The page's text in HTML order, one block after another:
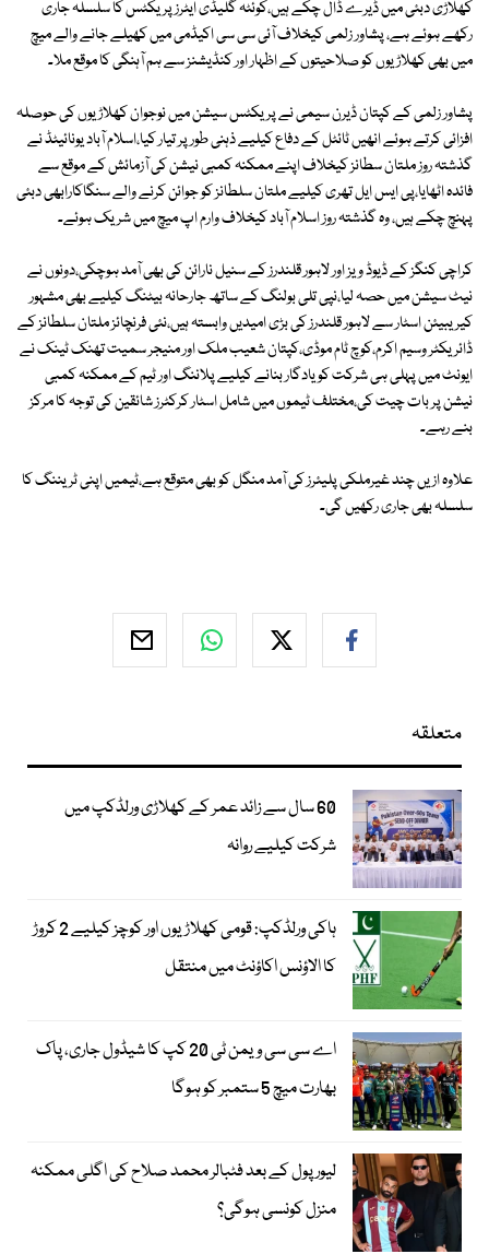
کھلاڑی دبئی میں ڈیرے ڈال چکے ہیں،کوئٹہ گلیڈی ایٹرز پریکٹس کا سلسلہ جاری
رکھے ہوئے ہے، پشاور زلمی کیخلاف آئی سی سی اکیڈمی میں کھیلے جانے والے میچ
میں بھی کھلاڑیوں کو صلاحیتوں کے اظہار اور کنڈیشنز سے ہم آہنگی کا موقع ملا۔
پشاور زلمی کے کپتان ڈیرن سیمی نے پریکٹس سیشن میں نوجوان کھلاڑیوں کی حوصلہ
افزائی کرتے ہوئے انھیں ٹائٹل کے دفاع کیلیے ذہنی طور پر تیار کیا،اسلام آباد یونائیٹڈ نے
گذشتہ روز ملتان سطانز کیخلاف اپنے ممکنہ کمبی نیشن کی آزمائش کے موقع سے
فائدہ اٹھایا،پی ایس ایل تھری کیلیے ملتان سلطانز کو جوائن کرنے والے سنگاکارابھی دبئی
پہنچ چکے ہیں، وہ گذشتہ روز اسلام آباد کیخلاف وارم اپ میچ میں شریک ہوئے۔
کراچی کنگز کے ڈیوڈ ویز اور لاہور قلندرز کے سنیل نارائن کی بھی آمد ہوچکی،دونوں نے
نیٹ سیشن میں حصہ لیا،نپی تلی بولنگ کے ساتھ جارحانہ بیٹنگ کیلیے بھی مشہور
کیریبیئن اسٹار سے لاہور قلندرز کی بڑی امیدیں وابستہ ہیں،نئی فرنچائز ملتان سلطانز کے
ڈائریکٹر وسیم اکرم،کوچ ٹام موڈی،کپتان شعیب ملک اور منیجر سمیت تھنک ٹینک نے
ایونٹ میں پہلی ہی شرکت کو یادگار بنانے کیلیے پلاننگ اور ٹیم کے ممکنہ کمبی
نیشن پر بات چیت کی،مختلف ٹیموں میں شامل اسٹار کرکٹرز شائقین کی توجہ کا مرکز
بنے رہے۔
علاوہ ازیں چند غیرملکی پلیئرز کی آمد منگل کو بھی متوقع ہے،ٹیمیں اپنی ٹریننگ کا
سلسلہ بھی جاری رکھیں گی۔
متعلقہ
60 سال سے زائد عمر کے کھلاڑی ورلڈکپ میں
شرکت کیلیے روانہ
ہاکی ورلڈکپ: قومی کھلاڑیوں اور کوچز کیلیے 2 کروڑ
کا الاؤنس اکاؤنٹ میں منتقل
اے سی سی ویمن ٹی 20 کپ کا شیڈول جاری، پاک
بھارت میچ 5 ستمبر کو ہوگا
لیور پول کے بعد فٹبالر محمد صلاح کی اگلی ممکنہ
منزل کونسی ہوگی؟